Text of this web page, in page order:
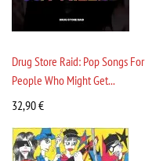
Drug Store Raid: Pop Songs For
People Who Might Get...
32,90€